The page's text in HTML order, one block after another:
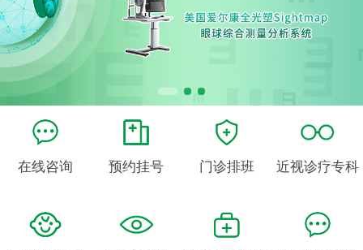
在线咨询 预约挂号 门诊排班 近视诊疗专科